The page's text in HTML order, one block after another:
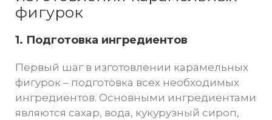
фигурок
1. Подготовка ингредиентов
Первый шаг в изготовлении карамельных
фигурок – подготовка всех необходимых
ингредиентов. Основными ингредиентами
являются сахар, вода, кукурузный сироп,